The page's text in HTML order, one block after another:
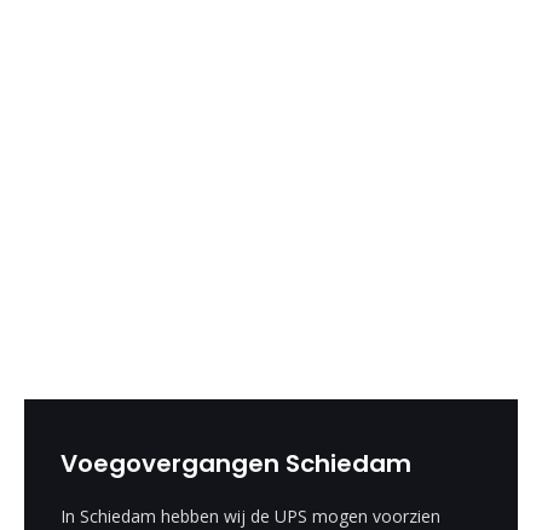
Voegovergangen Schiedam
In Schiedam hebben wij de UPS mogen voorzien